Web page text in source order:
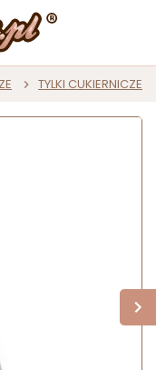
TYLKI CUKIERNICZE